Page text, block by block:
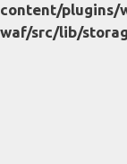
content/plugins/
waf/src/lib/